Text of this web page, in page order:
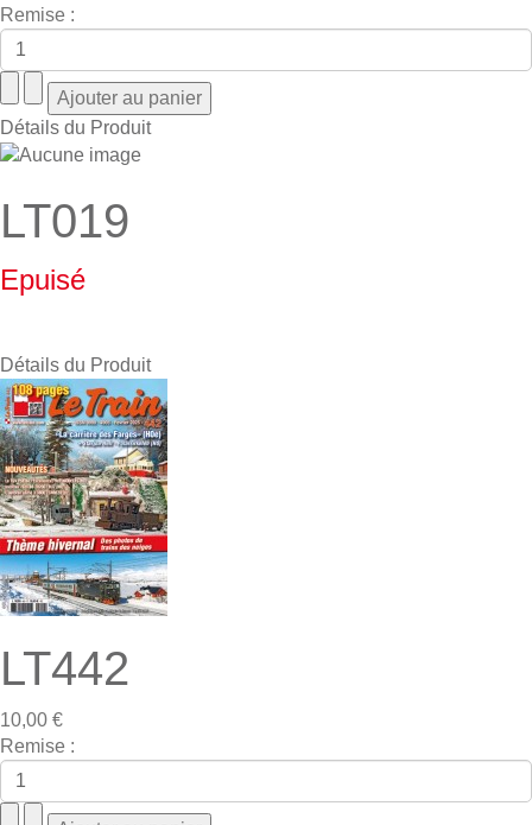
Remise :
Détails du Produit
LT019
Epuisé
Détails du Produit
LT442
10,00 €
Remise :